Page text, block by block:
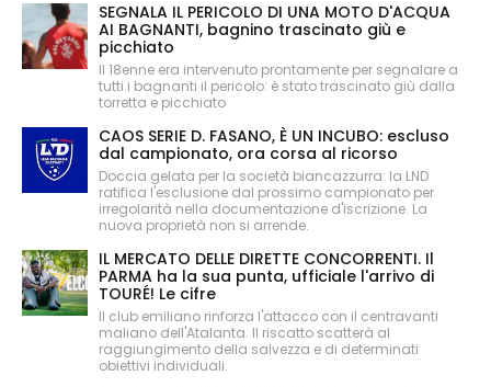
SEGNALA IL PERICOLO DI UNA MOTO D'ACQUA
AI BAGNANTI, bagnino trascinato giù e
picchiato
Il 18enne era intervenuto prontamente per segnalare a
tutti i bagnanti il pericolo: è stato trascinato giù dalla
torretta e picchiato
CAOS SERIE D. FASANO, È UN INCUBO: escluso
dal campionato, ora corsa al ricorso
Doccia gelata per la società biancazzurra: la LND
ratifica l'esclusione dal prossimo campionato per
irregolarità nella documentazione d'iscrizione. La
nuova proprietà non si arrende.
IL MERCATO DELLE DIRETTE CONCORRENTI. Il
PARMA ha la sua punta, ufficiale l'arrivo di
TOURÉ! Le cifre
Il club emiliano rinforza l'attacco con il centravanti
maliano dell'Atalanta. Il riscatto scatterà al
raggiungimento della salvezza e di determinati
obiettivi individuali.